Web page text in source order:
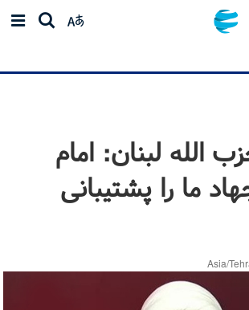
الله لبنان: امام
ما را پشتیبانی